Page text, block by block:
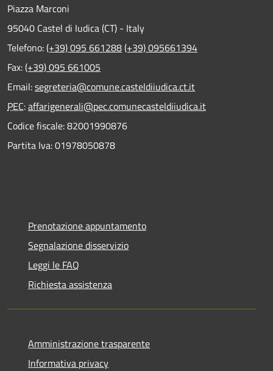
Piazza Marconi
95040 Castel di Iudica (CT) - Italy
Telefono:(+39) 095 661288(+39) 095661394
Fax:(+39) 095 661005
Email:segreteria@comune.casteldiiudica.ct.it
PEC:affarigenerali@pec.comunecasteldiiudica.it
Codice fiscale: 82001990876
Partita Iva: 01978050878
Prenotazione appuntamento
Segnalazione disservizio
Leggi le FAQ
Richiesta assistenza
Amministrazione trasparente
Informativa privacy